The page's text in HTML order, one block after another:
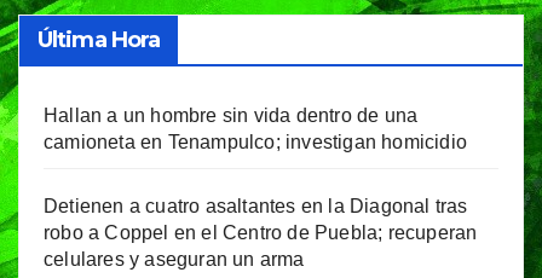
Última Hora
Hallan a un hombre sin vida dentro de una
camioneta en Tenampulco; investigan homicidio
Detienen a cuatro asaltantes en la Diagonal tras
robo a Coppel en el Centro de Puebla; recuperan
celulares y aseguran un arma